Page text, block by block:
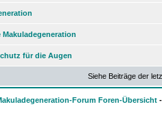
für die Augen
Siehe Beiträge der
Forum Foren-Übersicht